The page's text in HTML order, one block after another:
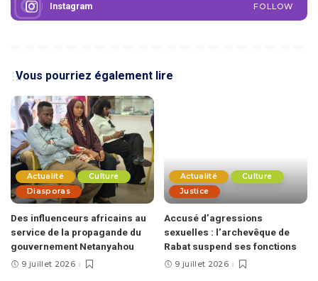
Instagram FOLLOW
Vous pourriez également lire
Actualité
Culture
Diasporas
Des influenceurs africains au
service de la propagande du
gouvernement Netanyahou
9 juillet 2026
Actualité
Culture
Justice
Accusé d’agressions
sexuelles : l’archevêque de
Rabat suspend ses fonctions
9 juillet 2026